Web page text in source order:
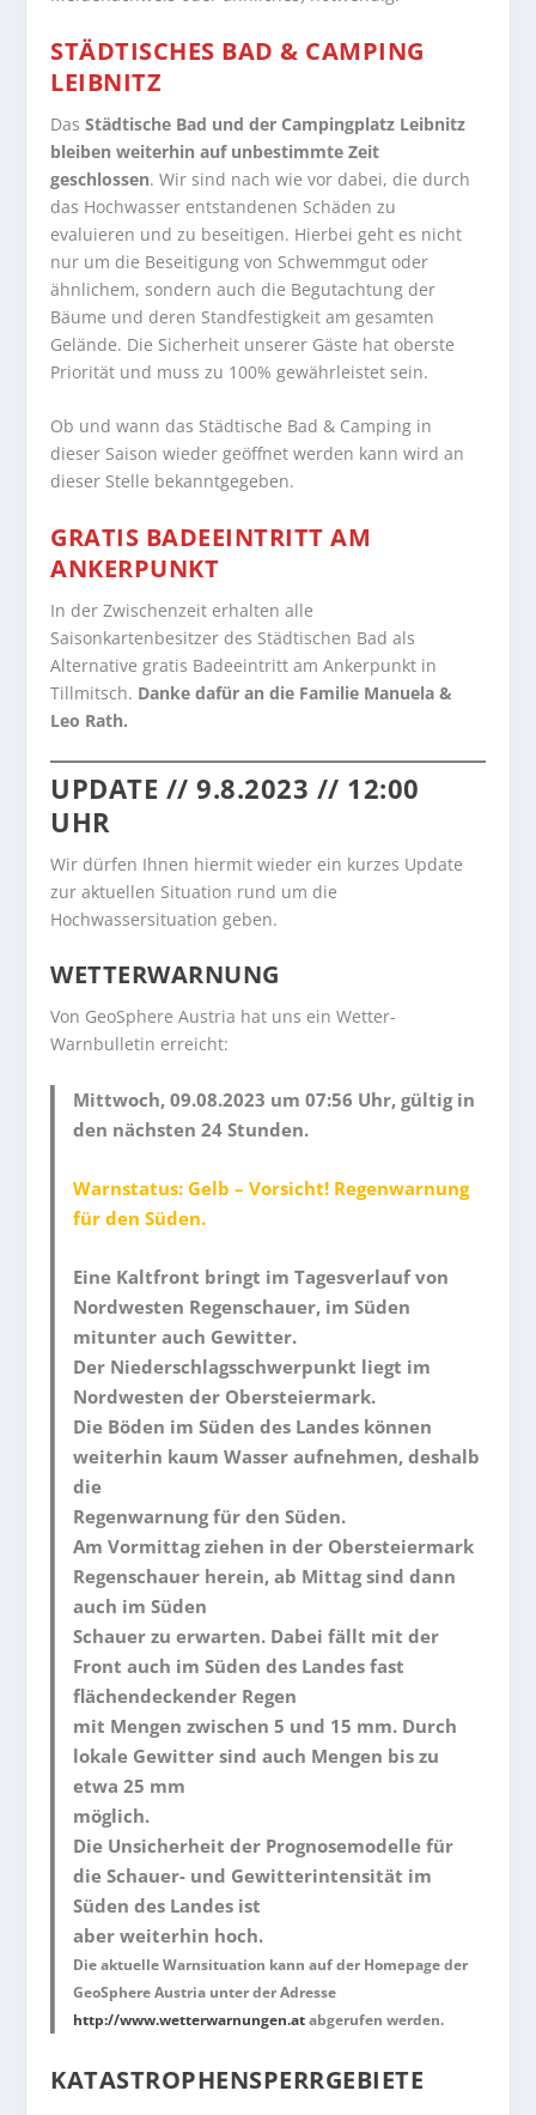
STÄDTISCHES BAD & CAMPING
LEIBNITZ
DasStädtische Bad und der Campingplatz Leibnitz
bleiben weiterhin auf unbestimmte Zeit
geschlossen. Wir sind nach wie vor dabei, die durch
das Hochwasser entstandenen Schäden zu
evaluieren und zu beseitigen. Hierbei geht es nicht
nur um die Beseitigung von Schwemmgut oder
ähnlichem, sondern auch die Begutachtung der
Bäume und deren Standfestigkeit am gesamten
Gelände. Die Sicherheit unserer Gäste hat oberste
Priorität und muss zu 100% gewährleistet sein.
Ob und wann das Städtische Bad & Camping in
dieser Saison wieder geöffnet werden kann wird an
dieser Stelle bekanntgegeben.
GRATIS BADEEINTRITT AM
ANKERPUNKT
In der Zwischenzeit erhalten alle
Saisonkartenbesitzer des Städtischen Bad als
Alternative gratis Badeeintritt am Ankerpunkt in
Tillmitsch. Danke dafür an die Familie Manuela &
Leo Rath.
UPDATE // 9.8.2023 // 12:00
UHR
Wir dürfen Ihnen hiermit wieder ein kurzes Update
zur aktuellen Situation rund um die
Hochwassersituation geben.
WETTERWARNUNG
Von GeoSphere Austria hat uns ein Wetter-
Warnbulletin erreicht:
Mittwoch, 09.08.2023 um 07:56 Uhr, gültig in
den nächsten 24 Stunden.
Warnstatus: Gelb – Vorsicht! Regenwarnung
für den Süden.
Eine Kaltfront bringt im Tagesverlauf von
Nordwesten Regenschauer, im Süden
mitunter auch Gewitter.
Der Niederschlagsschwerpunkt liegt im
Nordwesten der Obersteiermark.
Die Böden im Süden des Landes können
weiterhin kaum Wasser aufnehmen, deshalb
die
Regenwarnung für den Süden.
Am Vormittag ziehen in der Obersteiermark
Regenschauer herein, ab Mittag sind dann
auch im Süden
Schauer zu erwarten. Dabei fällt mit der
Front auch im Süden des Landes fast
flächendeckender Regen
mit Mengen zwischen 5 und 15 mm. Durch
lokale Gewitter sind auch Mengen bis zu
etwa 25 mm
möglich.
Die Unsicherheit der Prognosemodelle für
die Schauer- und Gewitterintensität im
Süden des Landes ist
aber weiterhin hoch.
Die aktuelle Warnsituation kann auf der Homepage der
GeoSphere Austria unter der Adresse
http://www.wetterwarnungen.atabgerufen werden.
KATASTROPHENSPERRGEBIETE